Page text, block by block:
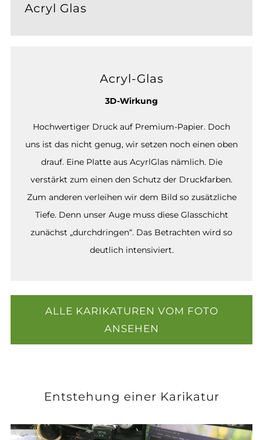
Acryl Glas
Acryl-Glas
3D-Wirkung
Hochwertiger Druck auf Premium-Papier. Doch
uns ist das nicht genug, wir setzen noch einen oben
drauf. Eine Platte aus AcyrlGlas nämlich. Die
verstärkt zum einen den Schutz der Druckfarben.
Zum anderen verleihen wir dem Bild so zusätzliche
Tiefe. Denn unser Auge muss diese Glasschicht
zunächst „durchdringen“. Das Betrachten wird so
deutlich intensiviert.
ALLE KARIKATUREN VOM FOTO
ANSEHEN
Entstehung einer Karikatur